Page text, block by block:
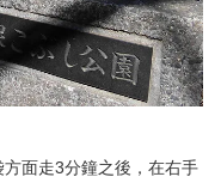
面走3分鐘之後，在右手